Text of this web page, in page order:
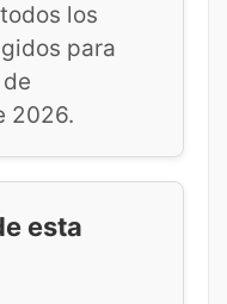
los
para
2026.
esta